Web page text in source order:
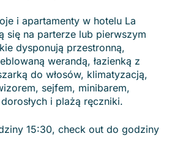
i apartamenty w hotelu La
się na parterze lub pierwszym
dysponują przestronną,
werandą, łazienką z
do włosów, klimatyzacją,
sejfem, minibarem,
i plażą ręczniki.
15:30, check out do godziny